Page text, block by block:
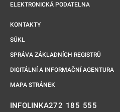
ELEKTRONICKÁ PODATELNA
KONTAKTY
SÚKL
SPRÁVA ZÁKLADNÍCH REGISTRŮ
DIGITÁLNÍ A INFORMAČNÍ AGENTURA
MAPA STRÁNEK
INFOLINKA272 185 555